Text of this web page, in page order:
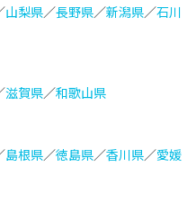
山梨県／長野県／新潟県／石川
滋賀県／和歌山県
島根県／徳島県／香川県／愛媛